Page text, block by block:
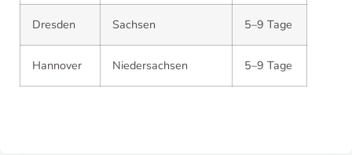
Dresden Sachsen 5–9 Tage
Hannover Niedersachsen 5–9 Tage